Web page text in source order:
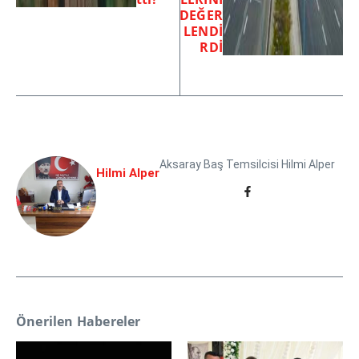
DEĞER
LENDİ
RDİ
Hilmi Alper
Aksaray Baş Temsilcisi Hilmi Alper
Önerilen Habereler